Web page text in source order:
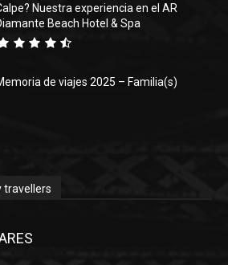
Nuestra experiencia en el AR
Beach Hotel & Spa
de viajes 2025 – Familia(s)
travellers